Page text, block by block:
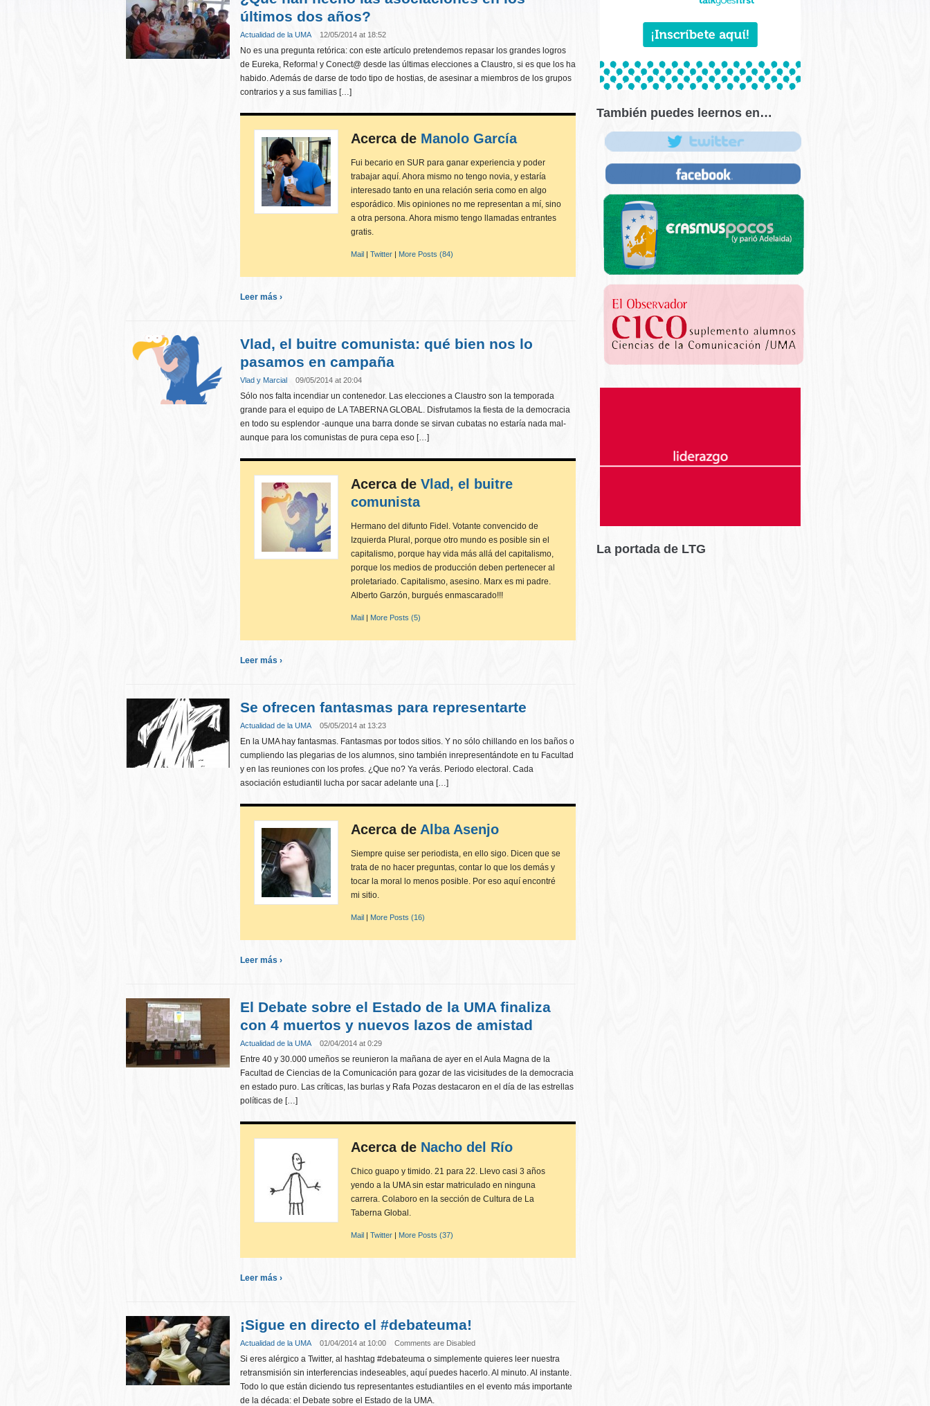
últimos dos años?
Actualidad de la UMA 12/05/2014 at 18:52
No es una pregunta retórica: con este artículo pretendemos repasar los grandes logros
de Eureka, Reforma! y Conect@ desde las últimas elecciones a Claustro, si es que los ha
habido. Además de darse de todo tipo de hostias, de asesinar a miembros de los grupos
contrarios y a sus familias […]
Acerca de Manolo García
Fui becario en SUR para ganar experiencia y poder
trabajar aquí. Ahora mismo no tengo novia, y estaría
interesado tanto en una relación seria como en algo
esporádico. Mis opiniones no me representan a mí, sino
a otra persona. Ahora mismo tengo llamadas entrantes
gratis.
Mail | Twitter | More Posts (84)
Leer más ›
Vlad, el buitre comunista: qué bien nos lo
pasamos en campaña
Vlad y Marcial 09/05/2014 at 20:04
Sólo nos falta incendiar un contenedor. Las elecciones a Claustro son la temporada
grande para el equipo de LA TABERNA GLOBAL. Disfrutamos la fiesta de la democracia
en todo su esplendor -aunque una barra donde se sirvan cubatas no estaría nada mal-
aunque para los comunistas de pura cepa eso […]
Acerca de Vlad, el buitre
comunista
Hermano del difunto Fidel. Votante convencido de
Izquierda Plural, porque otro mundo es posible sin el
capitalismo, porque hay vida más allá del capitalismo,
porque los medios de producción deben pertenecer al
proletariado. Capitalismo, asesino. Marx es mi padre.
Alberto Garzón, burgués enmascarado!!!
Mail | More Posts (5)
Leer más ›
Se ofrecen fantasmas para representarte
Actualidad de la UMA 05/05/2014 at 13:23
En la UMA hay fantasmas. Fantasmas por todos sitios. Y no sólo chillando en los baños o
cumpliendo las plegarias de los alumnos, sino también inrepresentándote en tu Facultad
y en las reuniones con los profes. ¿Que no? Ya verás. Periodo electoral. Cada
asociación estudiantil lucha por sacar adelante una […]
Acerca de Alba Asenjo
Siempre quise ser periodista, en ello sigo. Dicen que se
trata de no hacer preguntas, contar lo que los demás y
tocar la moral lo menos posible. Por eso aquí encontré
mi sitio.
Mail | More Posts (16)
Leer más ›
El Debate sobre el Estado de la UMA finaliza
con 4 muertos y nuevos lazos de amistad
Actualidad de la UMA 02/04/2014 at 0:29
Entre 40 y 30.000 umeños se reunieron la mañana de ayer en el Aula Magna de la
Facultad de Ciencias de la Comunicación para gozar de las vicisitudes de la democracia
en estado puro. Las críticas, las burlas y Rafa Pozas destacaron en el día de las estrellas
políticas de […]
Acerca de Nacho del Río
Chico guapo y timido. 21 para 22. Llevo casi 3 años
yendo a la UMA sin estar matriculado en ninguna
carrera. Colaboro en la sección de Cultura de La
Taberna Global.
Mail | Twitter | More Posts (37)
Leer más ›
¡Sigue en directo el #debateuma!
Actualidad de la UMA 01/04/2014 at 10:00 Comments are Disabled
Si eres alérgico a Twitter, al hashtag #debateuma o simplemente quieres leer nuestra
retransmisión sin interferencias indeseables, aquí puedes hacerlo. Al minuto. Al instante.
Todo lo que están diciendo tus representantes estudiantiles en el evento más importante
de la década: el Debate sobre el Estado de la UMA.
También puedes leernos en…
La portada de LTG